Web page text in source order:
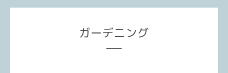
ガーデニング